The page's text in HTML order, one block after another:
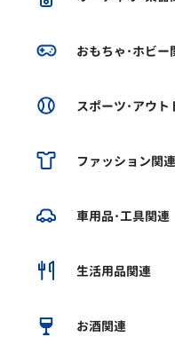
おもちゃ･ホビー
スポーツ･アウト
ファッション関連
車用品･工具関連
生活用品関連
お酒関連